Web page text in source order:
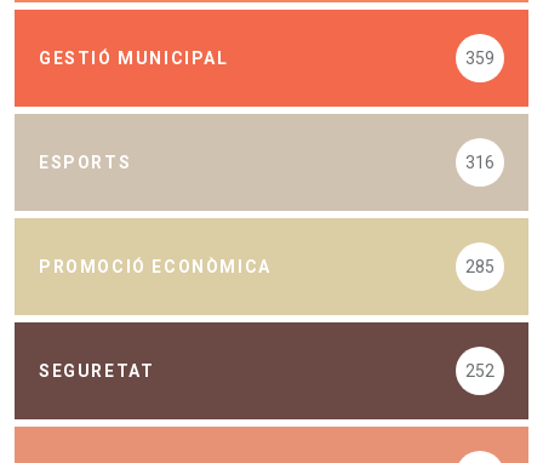
GESTIÓ MUNICIPAL 359
ESPORTS 316
PROMOCIÓ ECONÒMICA 285
SEGURETAT 252